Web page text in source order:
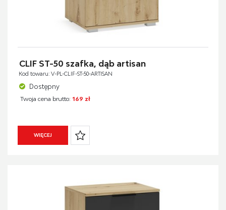
CLIF ST-50 szafka, dąb artisan
Kod towaru: V-PL-CLIF-ST-50-ARTISAN
Dostępny
Twoja cena brutto: 169 zł
WIĘCEJ